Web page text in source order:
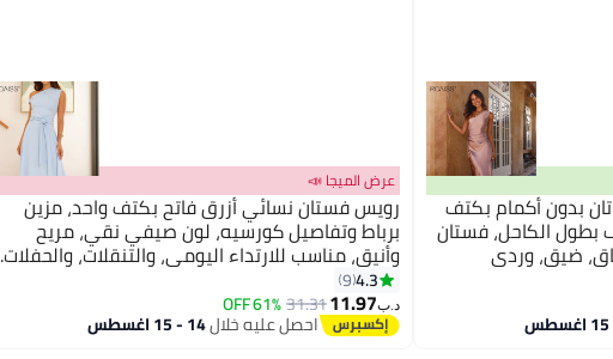
بدون أكمام بكتف
بطول الكاحل، فستان
ضيق، وردي
عرض الميجا 📣
رويس فستان نسائي أزرق فاتح بكتف واحد، مزين
برباط وتفاصيل كورسيه، لون صيفي نقي، مريح
وأنيق، مناسب للارتداء اليومي، والتنقلات، والحفلات.
4.3
9
د.ب‏11.97
31.31
61% OFF
احصل عليه خلال14 - 15 اغسطس